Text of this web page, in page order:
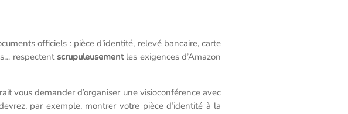
officiels : pièce d’identité, relevé bancaire, carte
respectentscrupuleusementles exigences d’Amazon
vous demander d’organiser une visioconférence avec
par exemple, montrer votre pièce d’identité à la